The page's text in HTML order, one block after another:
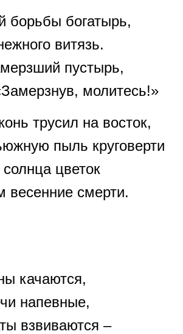
борьбы богатырь,
витязь.
пустырь,
молитесь!»
трусил на восток,
пыль круговерти
цветок
весенние смерти.
качаются,
напевные,
взвиваются –